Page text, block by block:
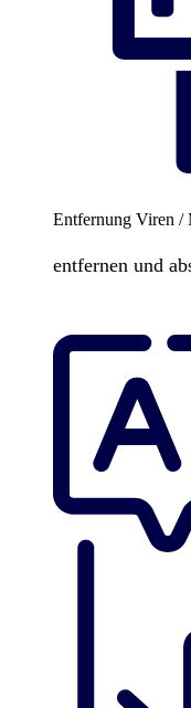
Entfernung Viren /
entfernen und